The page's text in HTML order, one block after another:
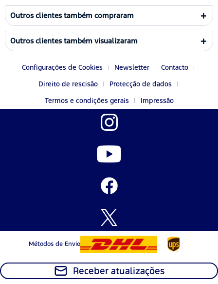
Outros clientes também compraram
Outros clientes também visualizaram
Configurações de Cookies Newsletter
Contacto
Direito de rescisão
Protecção de dados
Termos e condições gerais
Impressão
Métodos de Envio
Receber atualizações